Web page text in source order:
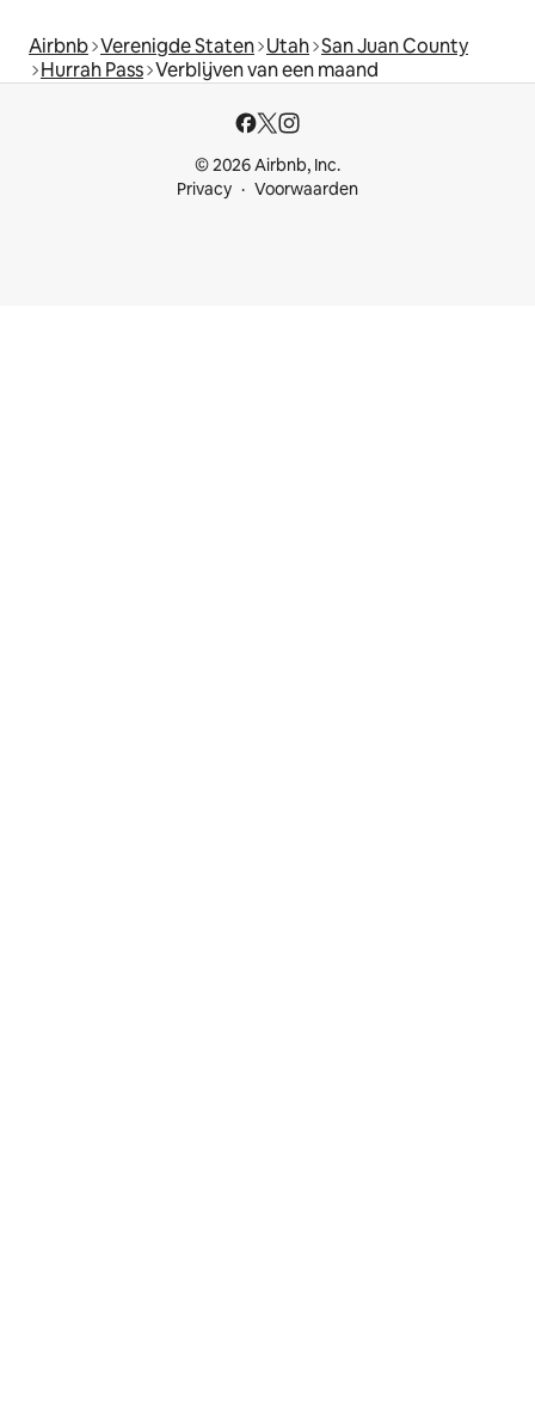
Airbnb Verenigde Staten Utah San Juan County
Hurrah Pass Verblijven van een maand
© 2026 Airbnb, Inc.
Privacy
Voorwaarden